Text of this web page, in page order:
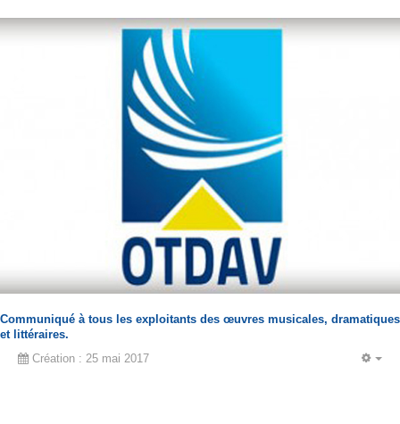
Communiqué à tous les exploitants des œuvres musicales, dramatiques
et littéraires.
Création : 25 mai 2017